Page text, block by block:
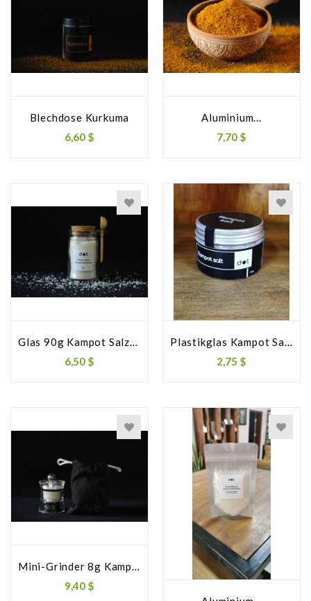
Blechdose Kurkuma
6,60 $
Aluminium...
7,70 $
Glas 90g Kampot Salzblume
6,50 $
Plastikglas Kampot Salz
2,75 $
Mini-Grinder 8g Kampot...
9,40 $